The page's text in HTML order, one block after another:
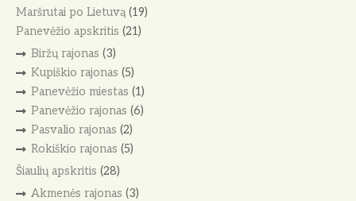
Maršrutai po Lietuvą(19)
Panevėžio apskritis (21)
Biržų rajonas (3)
Kupiškio rajonas (5)
Panevėžio miestas (1)
Panevėžio rajonas (6)
Pasvalio rajonas (2)
Rokiškio rajonas (5)
Šiaulių apskritis (28)
Akmenės rajonas (3)